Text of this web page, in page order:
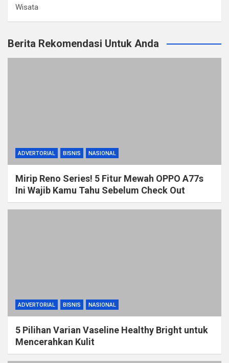
Wisata
Berita Rekomendasi Untuk Anda
ADVERTORIAL BISNIS NASIONAL
Mirip Reno Series! 5 Fitur Mewah OPPO A77s
Ini Wajib Kamu Tahu Sebelum Check Out
ADVERTORIAL BISNIS NASIONAL
5 Pilihan Varian Vaseline Healthy Bright untuk
Mencerahkan Kulit